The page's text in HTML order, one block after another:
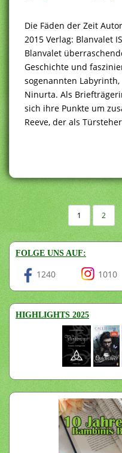
Die Fäden der Zeit
2015 Verlag: Blanvalet
Blanvalet
Geschichte und
sogenannten
Ninurta. Als
sich ihre Punkte um
Reeve, der als
DER
BEITRÄGE
1 2
FOLGE UNS AUF:
1240 1010
HIGHLIGHTS 2025